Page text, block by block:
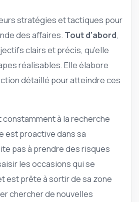
stratégies et tactiques pour
des affaires. Tout d’abord,
clairs et précis, qu’elle
réalisables. Elle élabore
détaillé pour atteindre ces
constamment à la recherche
est proactive dans sa
pas à prendre des risques
les occasions qui se
est prête à sortir de sa zone
chercher de nouvelles